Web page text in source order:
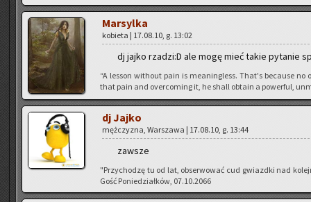
Mar­syl­ka
ko­bie­ta | 17.08.10, g. 13:02
dj jajko rza­dzi:D ale mogę mieć takie py­ta­nie
“A les­son wi­tho­ut pain is me­anin­gless. That's be­cau­se
that pain and over­co­ming it, he shall ob­ta­in a po­wer­ful,
dj Jajko
męż­czy­zna, War­sza­wa | 17.08.10, g. 13:44
za­wsze
"Przy­cho­dzę tu od lat, ob­ser­wo­wać cud gwiazd­ki nad
Gość Po­nie­dział­ków, 07.10.2066